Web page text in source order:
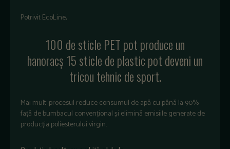
Potrivit EcoLine,
100 de sticle PET pot produce un
hanoracș 15 sticle de plastic pot deveni un
tricou tehnic de sport.
Mai mult: procesul reduce consumul de apă cu până la 90%
față de bumbacul convențional și elimină emisiile generate de
producția poliesterului virgin.